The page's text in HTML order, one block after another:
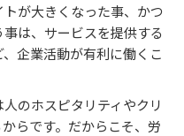
が大きくなった事、かつ
は、サービスを提供する
、企業活動が有利に働くこ
のホスピタリティやクリ
らです。だからこそ、労